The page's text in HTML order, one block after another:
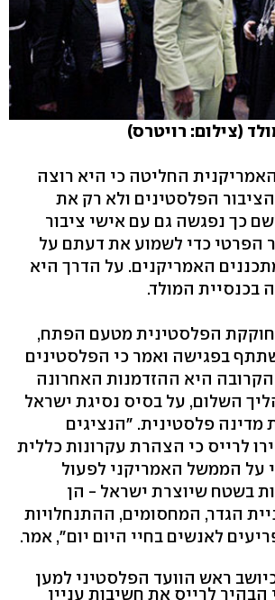
(צילום: רויטרס)
החליטה כי היא רוצה
הפלסטינים ולא רק את
כך נפגשה גם עם אישי ציבור
הפרטי כדי לשמוע את דעתם על
האמריקנים. על הדרך היא
בכנסיית המולד.
הפלסטינית מטעם הפתח,
בפגישה ואמר כי הפלסטינים
היא ההזדמנות האחרונה
השלום, על בסיס נסיגת ישראל
פלסטינית. "הנציגים
לרייס כי הצהרת עקרונות כללית
על הממשל האמריקני לפעול
בשטח שיוצרת ישראל - הן
הגדר, המחסומים, ההתנחלויות
לאנשים בחיי היום יום", אמר.
ראש הוועד הפלסטיני למען
לרייס את חשיבות עניין